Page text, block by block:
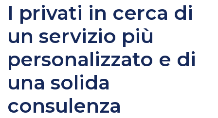
I privati in cerca di
un servizio più
personalizzato e di
una solida
consulenza